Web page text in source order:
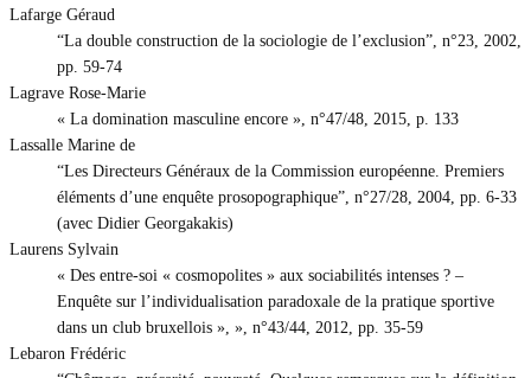
Lafarge Géraud
“La double construction de la sociologie de l’exclusion”, n°23, 2002,
pp. 59-74
Lagrave Rose-Marie
« La domination masculine encore », n°47/48, 2015, p. 133
Lassalle Marine de
“Les Directeurs Généraux de la Commission européenne. Premiers
éléments d’une enquête prosopographique”, n°27/28, 2004, pp. 6-33
(avec Didier Georgakakis)
Laurens Sylvain
« Des entre-soi « cosmopolites » aux sociabilités intenses ? –
Enquête sur l’individualisation paradoxale de la pratique sportive
dans un club bruxellois », », n°43/44, 2012, pp. 35-59
Lebaron Frédéric